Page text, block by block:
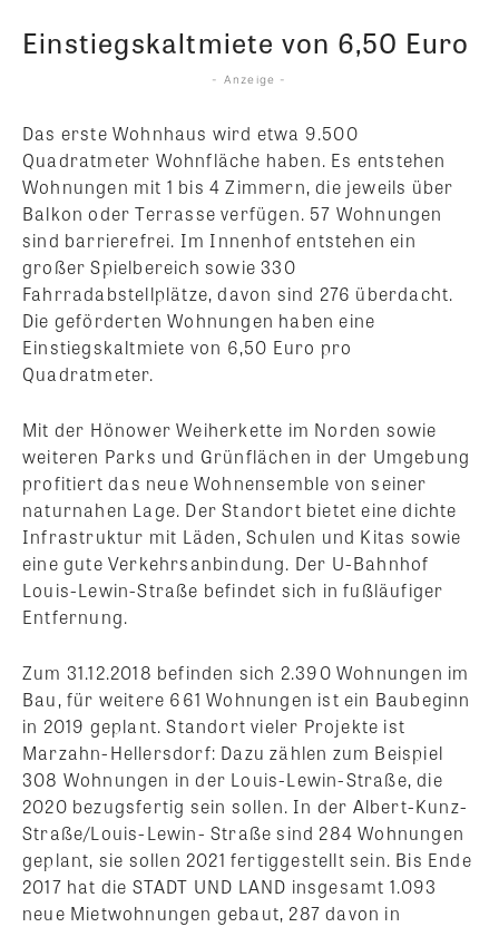
Einstiegskaltmiete von 6,50 Euro
- Anzeige -
Das erste Wohnhaus wird etwa 9.500
Quadratmeter Wohnfläche haben. Es entstehen
Wohnungen mit 1 bis 4 Zimmern, die jeweils über
Balkon oder Terrasse verfügen. 57 Wohnungen
sind barrierefrei. Im Innenhof entstehen ein
großer Spielbereich sowie 330
Fahrradabstellplätze, davon sind 276 überdacht.
Die geförderten Wohnungen haben eine
Einstiegskaltmiete von 6,50 Euro pro
Quadratmeter.
Mit der Hönower Weiherkette im Norden sowie
weiteren Parks und Grünflächen in der Umgebung
profitiert das neue Wohnensemble von seiner
naturnahen Lage. Der Standort bietet eine dichte
Infrastruktur mit Läden, Schulen und Kitas sowie
eine gute Verkehrsanbindung. Der U-Bahnhof
Louis-Lewin-Straße befindet sich in fußläufiger
Entfernung.
Zum 31.12.2018 befinden sich 2.390 Wohnungen im
Bau, für weitere 661 Wohnungen ist ein Baubeginn
in 2019 geplant. Standort vieler Projekte ist
Marzahn-Hellersdorf: Dazu zählen zum Beispiel
308 Wohnungen in der Louis-Lewin-Straße, die
2020 bezugsfertig sein sollen. In der Albert-Kunz-
Straße/Louis-Lewin- Straße sind 284 Wohnungen
geplant, sie sollen 2021 fertiggestellt sein. Bis Ende
2017 hat die STADT UND LAND insgesamt 1.093
neue Mietwohnungen gebaut, 287 davon in